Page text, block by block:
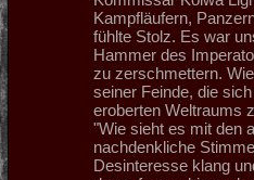
Kampfläufern,
fühlte Stolz. Es war
Hammer des
zu zerschmettern.
seiner Feinde, die
eroberten Weltraums
"Wie sieht es mit den
nachdenkliche
Desinteresse klang